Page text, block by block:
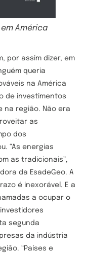
América
por assim dizer, em
queria
na América
de investimentos
na região. Não era
as
dos
“As energias
as tradicionais”,
da EsadeGeo. A
é inexorável. E a
a ocupar o
segunda
da indústria
“Países e